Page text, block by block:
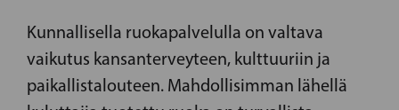
Kunnallisella ruokapalvelulla on valtava
vaikutus kansanterveyteen, kulttuuriin ja
paikallistalouteen. Mahdollisimman lähellä